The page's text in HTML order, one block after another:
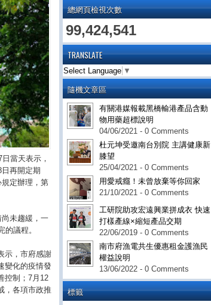
總網頁檢視次數
99,424,541
TRANSLATE
Select Language ▼
隨機文章區
有關港媒報載黑橋輸港產品含動
物用藥超標說明
04/06/2021 - 0 Comments
杜元坤受邀南台別院 主講健康新
膝望
25/04/2021 - 0 Comments
用愛戒癮！未曾放棄等你回家
21/10/2021 - 0 Comments
工研院助攻宏遠興業拼成衣 快速
打樣產線×縮短產品交期
22/06/2019 - 0 Comments
南市府漁電共生優惠租金護漁民
權益說明
13/06/2022 - 0 Comments
標籤
當天表示，
再開定期
定辦理，第
未趨緩，一
議程。
示，市府感謝
變化的疫情發
控制；7月12
，各項市政推